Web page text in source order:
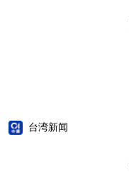
台湾新闻